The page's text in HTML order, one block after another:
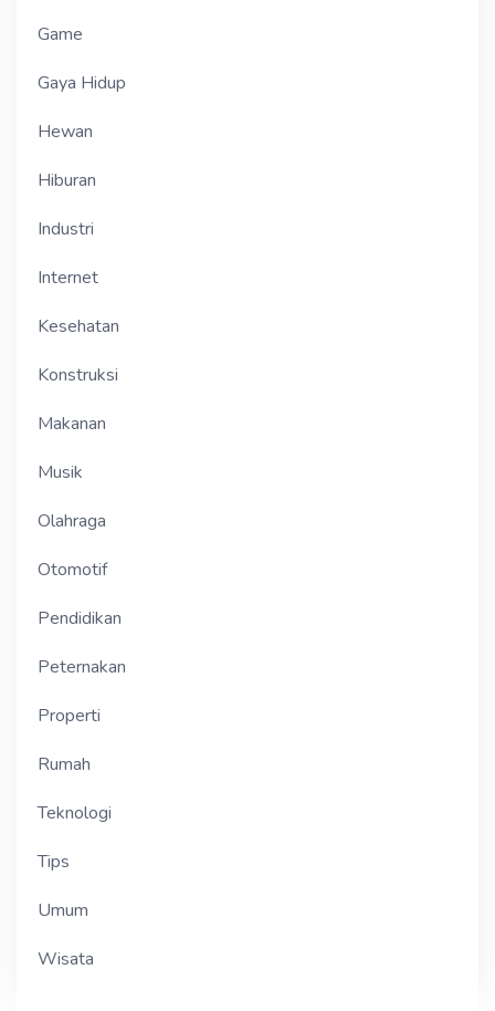
Game
Gaya Hidup
Hewan
Hiburan
Industri
Internet
Kesehatan
Konstruksi
Makanan
Musik
Olahraga
Otomotif
Pendidikan
Peternakan
Properti
Rumah
Teknologi
Tips
Umum
Wisata